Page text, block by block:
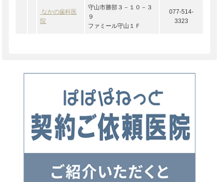
なかの歯科医
院
守山市勝部３－１０－３
９
ファミール守山１Ｆ
077-514-
3323